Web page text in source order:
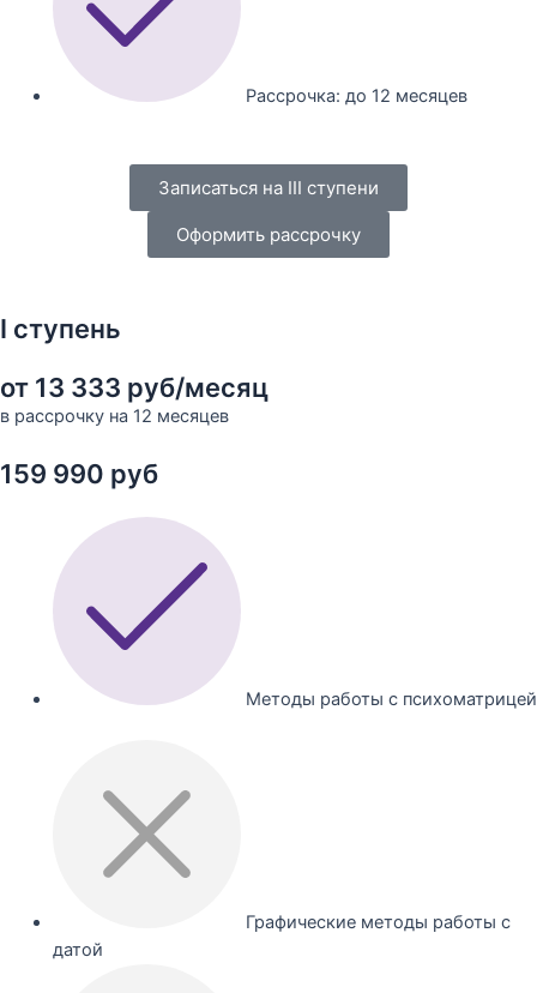
Рассрочка: до 12 месяцев
Записаться на III ступени
Оформить рассрочку
I ступень
от 13 333 руб/месяц
в рассрочку на 12 месяцев
159 990 руб
Методы работы с психоматрицей
Графические методы работы с
датой